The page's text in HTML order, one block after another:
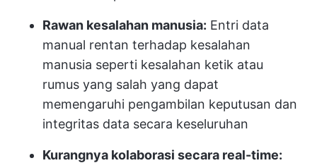
Rawan kesalahan manusia: Entri data
manual rentan terhadap kesalahan
manusia seperti kesalahan ketik atau
rumus yang salah yang dapat
memengaruhi pengambilan keputusan dan
integritas data secara keseluruhan
Kurangnya kolaborasi secara real-time: